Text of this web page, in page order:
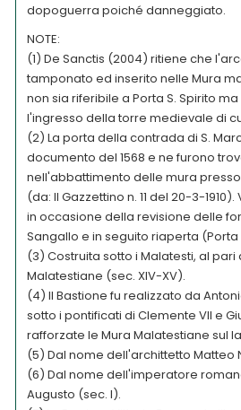
dopoguerra poiché danneggiato.
NOTE:
(1) De Sanctis (2004) ritiene che
tamponato ed inserito nelle Mura
non sia riferibile a Porta S. Spirito
l'ingresso della torre medievale di
(2) La porta della contrada di S.
documento del 1568 e ne furono
nell'abbattimento delle mura presso
(da: Il Gazzettino n. 11 del 20-3-
in occasione della revisione delle
Sangallo e in seguito riaperta (Porta
(3) Costruita sotto i Malatesti, al pari
Malatestiane (sec. XIV-XV).
(4) Il Bastione fu realizzato da
sotto i pontificati di Clemente VII e
rafforzate le Mura Malatestiane sul
(5) Dal nome dell'archittetto Matteo
(6) Dal nome dell'imperatore
Augusto (sec. I).